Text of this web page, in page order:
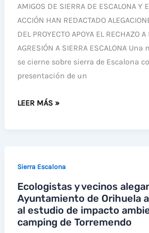
GENERALITAT
DE
DESESTIMAR
UNA
PLANTA
SOLAR
SAN
LA
QUE
ALEGARON
AL
PROYECTARSE
AMIGOS DE SIERRA DE ESCALONA Y
ACCIÓN HAN REDACTADO
DEL PROYECTO APOYA EL RECHAZO A
AGRESIÓN A SIERRA ESCALONA
se cierne sobre sierra de Escalona
presentación de un
NUEVA
ESCALONA,
LA
INSTALACIÓN
DE
UNA
LEER MÁS »
Sierra Escalona
Ecologistas y vecinos
Ayuntamiento de Orihuela
al estudio de impacto
camping de Torremendo